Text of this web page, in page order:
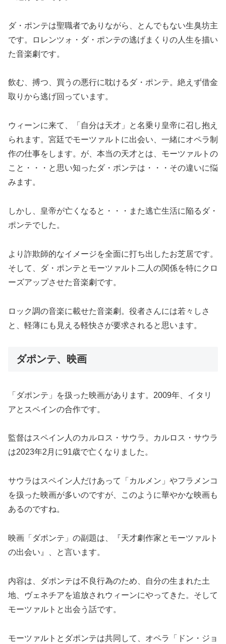
ダ・ポンテは聖職者でありながら、とんでもない生臭坊主
です。ロレンツォ・ダ・ポンテの逃げまくりの人生を描い
た音楽劇です。
飲む、搏つ、買うの悪行に耽けるダ・ポンテ。絶えず借金
取りから逃げ回っています。
ウィーンに来て、「自分は天才」と名乗り皇帝に召し抱え
られます。宮廷でモーツァルトに出会い、一緒にオペラ制
作の仕事をします。が、本当の天才とは、モーツァルトの
こと・・・と思い知ったダ・ポンテは・・・その違いに悩
みます。
しかし、皇帝が亡くなると・・・また逃亡生活に陥るダ・
ポンテでした。
より詐欺師的なイメージを全面に打ち出したお芝居です。
そして、ダ・ポンテとモーツァルト二人の関係を特にクロ
ーズアップさせた音楽劇です。
ロック調の音楽に載せた音楽劇。役者さんには若々しさ
と、軽薄にも見える軽快さが要求されると思います。
ダポンテ、映画
「ダポンテ」を扱った映画があります。2009年、イタリ
アとスペインの合作です。
監督はスペイン人のカルロス・サウラ。カルロス・サウラ
は2023年2月に91歳で亡くなりました。
サウラはスペイン人だけあって「カルメン」やフラメンコ
を扱った映画が多いのですが、このように華やかな映画も
あるのですね。
映画「ダポンテ」の副題は、『天才劇作家とモーツァルト
の出会い』、と言います。
内容は、ダポンテは不良行為のため、自分の生まれた土
地、ヴェネチアを追放されウィーンにやってきた。そして
モーツァルトと出会う話です。
モーツァルトとダポンテは共同して、オペラ「ドン・ジョ